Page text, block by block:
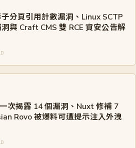
分頁引用計數漏洞、Linux SCTP
與 Craft CMS 雙 RCE 資安公告解
次揭露 14 個漏洞、Nuxt 修補 7
Rovo 被爆料可遭提示注入外洩